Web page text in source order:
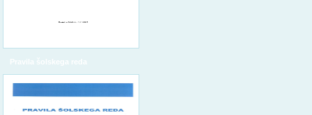
Pravila šolskega reda